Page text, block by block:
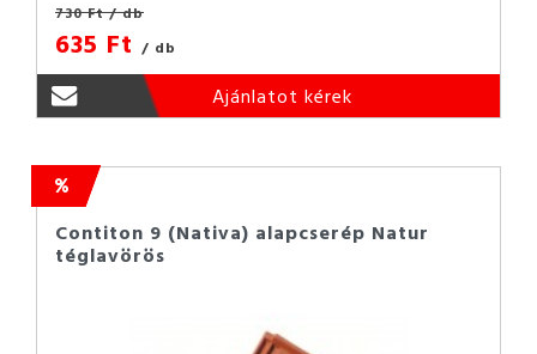
730 Ft/ db
635 Ft / db
Ajánlatot kérek
Contiton 9 (Nativa) alapcserép Natur
téglavörös